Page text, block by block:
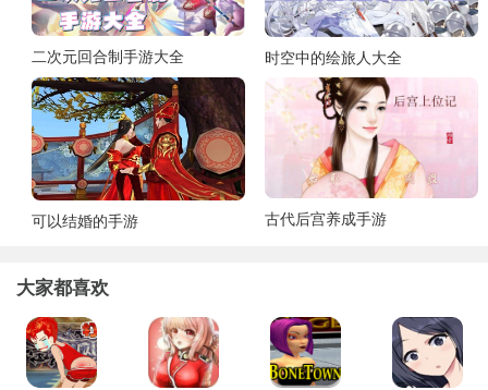
二次元回合制手游大全 时空中的绘旅人大全
可以结婚的手游 古代后宫养成手游
大家都喜欢